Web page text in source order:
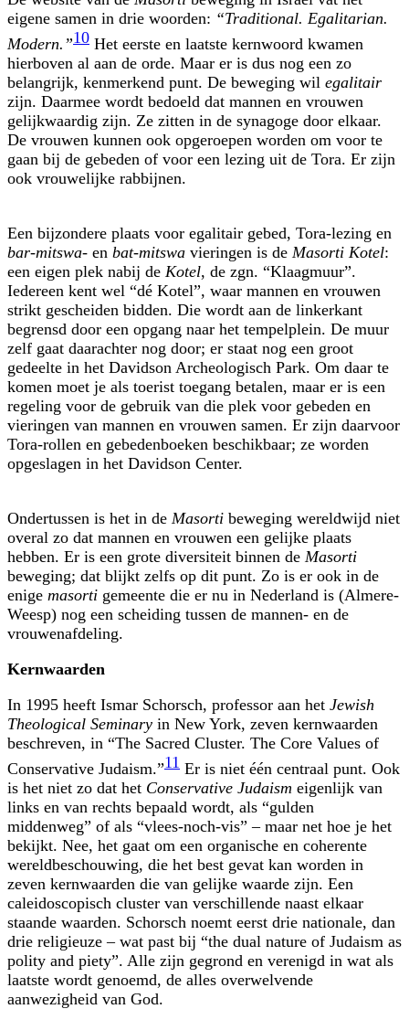
eigene samen in drie woorden: “Traditional. Egalitarian.
Modern.”10 Het eerste en laatste kernwoord kwamen
hierboven al aan de orde. Maar er is dus nog een zo
belangrijk, kenmerkend punt. De beweging wil egalitair
zijn. Daarmee wordt bedoeld dat mannen en vrouwen
gelijkwaardig zijn. Ze zitten in de synagoge door elkaar.
De vrouwen kunnen ook opgeroepen worden om voor te
gaan bij de gebeden of voor een lezing uit de Tora. Er zijn
ook vrouwelijke rabbijnen.
Een bijzondere plaats voor egalitair gebed, Tora-lezing en
bar-mitswa- en bat-mitswa vieringen is de Masorti Kotel:
een eigen plek nabij de Kotel, de zgn. “Klaagmuur”.
Iedereen kent wel “dé Kotel”, waar mannen en vrouwen
strikt gescheiden bidden. Die wordt aan de linkerkant
begrensd door een opgang naar het tempelplein. De muur
zelf gaat daarachter nog door; er staat nog een groot
gedeelte in het Davidson Archeologisch Park. Om daar te
komen moet je als toerist toegang betalen, maar er is een
regeling voor de gebruik van die plek voor gebeden en
vieringen van mannen en vrouwen samen. Er zijn daarvoor
Tora-rollen en gebedenboeken beschikbaar; ze worden
opgeslagen in het Davidson Center.
Ondertussen is het in de Masorti beweging wereldwijd niet
overal zo dat mannen en vrouwen een gelijke plaats
hebben. Er is een grote diversiteit binnen de Masorti
beweging; dat blijkt zelfs op dit punt. Zo is er ook in de
enige masorti gemeente die er nu in Nederland is (Almere-
Weesp) nog een scheiding tussen de mannen- en de
vrouwenafdeling.
Kernwaarden
In 1995 heeft Ismar Schorsch, professor aan het Jewish
Theological Seminary in New York, zeven kernwaarden
beschreven, in “The Sacred Cluster. The Core Values of
Conservative Judaism.”11 Er is niet één centraal punt. Ook
is het niet zo dat het Conservative Judaism eigenlijk van
links en van rechts bepaald wordt, als “gulden
middenweg” of als “vlees-noch-vis” – maar net hoe je het
bekijkt. Nee, het gaat om een organische en coherente
wereldbeschouwing, die het best gevat kan worden in
zeven kernwaarden die van gelijke waarde zijn. Een
caleidoscopisch cluster van verschillende naast elkaar
staande waarden. Schorsch noemt eerst drie nationale, dan
drie religieuze – wat past bij “the dual nature of Judaism as
polity and piety”. Alle zijn gegrond en verenigd in wat als
laatste wordt genoemd, de alles overwelvende
aanwezigheid van God.